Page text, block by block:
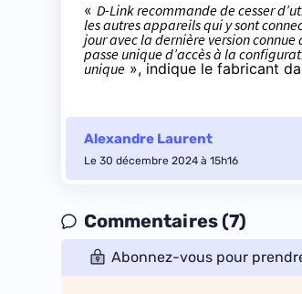
« D-Link recommande de cesser
les autres appareils qui y sont
jour avec la dernière version
passe unique d’accès à la
unique », indique le fabricant
Alexandre Laurent
Le 30 décembre 2024 à 15h16
Commentaires (7)
Abonnez-vous pour